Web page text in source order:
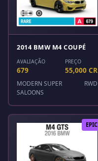
2014 BMW M4 COUPÉ
AVALIAÇÃO
679
PREÇO
55,000 CR
MODERN SUPER
SALOONS
RWD
EPIC